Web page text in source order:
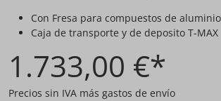
Con Fresa para compuestos de
Caja de transporte y de deposito T-MAX
1.733,00 €*
Precios sin IVA más gastos de envío